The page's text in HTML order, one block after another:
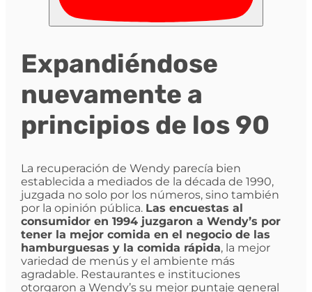
Expandiéndose
nuevamente a
principios de los 90
La recuperación de Wendy parecía bien
establecida a mediados de la década de 1990,
juzgada no solo por los números, sino también
por la opinión pública. Las encuestas al
consumidor en 1994 juzgaron a Wendy’s por
tener la mejor comida en el negocio de las
hamburguesas y la comida rápida, la mejor
variedad de menús y el ambiente más
agradable. Restaurantes e instituciones
otorgaron a Wendy’s su mejor puntaje general